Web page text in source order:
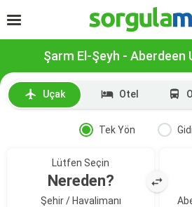
Şarm El-Şeyh - Aberdeen
Uçak Otel
Tek Yön
Lütfen Seçin
Nereden?
Şehir / Havalimanı